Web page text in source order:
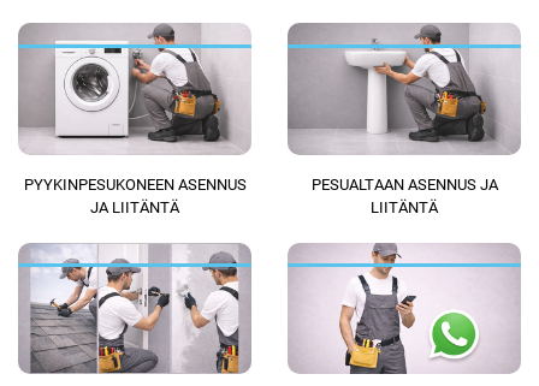
PYYKINPESUKONEEN ASENNUS
JA LIITÄNTÄ
PESUALTAAN ASENNUS JA
LIITÄNTÄ